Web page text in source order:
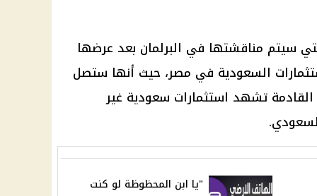
سيتم مناقشتها في البرلمان بعد عرضها
السعودية في مصر، حيث أنها ستصل
القادمة تشهد استثمارات سعودية غير
"يا ابن المحظوظة لو كنت